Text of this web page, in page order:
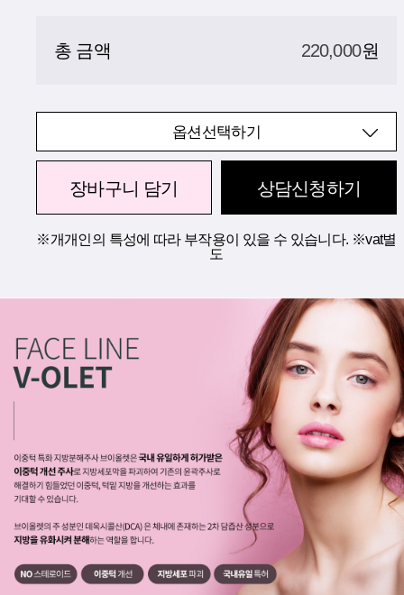
총 금액 220,000원
옵션선택하기
장바구니 담기 상담신청하기
※개개인의 특성에 따라 부작용이 있을 수 있습니다. ※vat별
도